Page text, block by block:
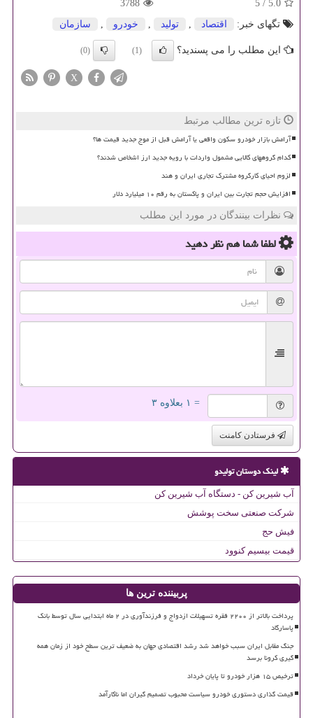
5.0
/
5
3788
تگهای خبر:
اقتصاد تولید خودرو سازمان
این مطلب را می پسندید؟ (1)
(0)
X
تازه ترین مطالب مرتبط
آرامش بازار خودرو سکون واقعی یا آرامش قبل از موج جدید قیمت ها؟
کدام گروههای کالایی مشمول واردات با رویه جدید ارز اشخاص شدند؟
لزوم احیای کارگروه مشترک تجاری ایران و هند
افزایش حجم تجارت بین ایران و پاکستان به رقم ۱۰ میلیارد دلار
نظرات بینندگان در مورد این مطلب
لطفا شما همنظر دهید
= ۱ بعلاوه ۳
فرستادن کامنت
لینک دوستان تولیدو
آب شیرین کن - دستگاه آب شیرین کن
شرکت صنعتی سخت پوشش
فیش حج
قیمت بیسیم کنوود
پربیننده ترین ها
پرداخت بالاتر از ۲۲۰۰ فقره تسهیلات ازدواج و فرزندآوری در ۲ ماه ابتدایی سال توسط بانک
پاسارگاد
جنگ مقابل ایران سبب خواهد شد رشد اقتصادی جهان به ضعیف ترین سطح خود از زمان همه
گیری کرونا برسد
ترخیص ۱۵ هزار خودرو تا پایان خرداد
قیمت گذاری دستوری خودرو سیاست محبوب تصمیم گیران اما ناکارآمد